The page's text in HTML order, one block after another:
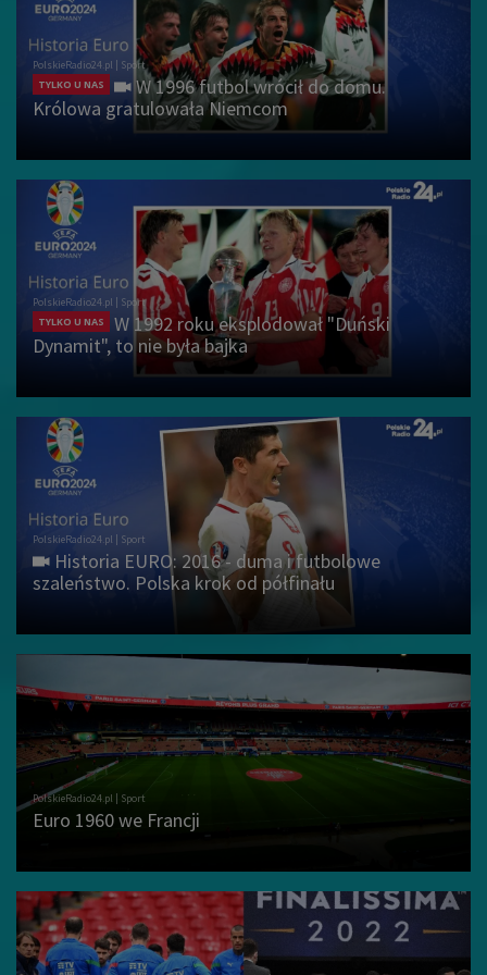
TYLKO U NAS
W 1996 futbol wrócił do domu.
Królowa gratulowała Niemcom
TYLKO U NAS
W 1992 roku eksplodował "Duński
Dynamit", to nie była bajka
Historia EURO: 2016 - duma i futbolowe
szaleństwo. Polska krok od półfinału
Euro 1960 we Francji